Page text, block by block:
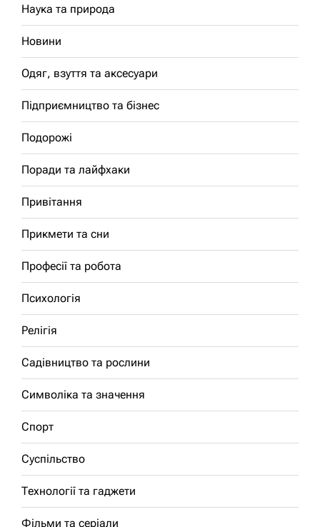
Наука та природа
Новини
Одяг, взуття та аксесуари
Підприємництво та бізнес
Подорожі
Поради та лайфхаки
Привітання
Прикмети та сни
Професії та робота
Психологія
Релігія
Садівництво та рослини
Символіка та значення
Спорт
Суспільство
Технології та гаджети
Фільми та серіали